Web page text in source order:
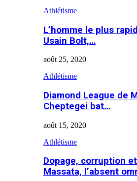
Athlétisme
L’homme le plus
Usain Bolt,…
août 25, 2020
Athlétisme
Diamond League de
Cheptegei bat…
août 15, 2020
Athlétisme
Dopage, corruption
Massata, l’absent